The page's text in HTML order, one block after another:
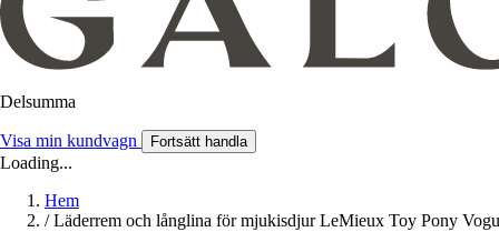
Delsumma
Visa min kundvagn Fortsätt handla
Loading...
Hem
/ Läderrem och långlina för mjukisdjur LeMieux Toy Pony